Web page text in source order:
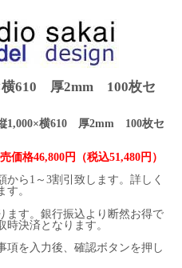
横610 厚2mm 100枚セ
1,000×横610 厚2mm 100枚セ
価格46,800円（税込51,480円）
ら1～3割引致します。詳しく
。
ます。銀行振込より断然お得で
決済となります。
項を入力後、確認ボタンを押し